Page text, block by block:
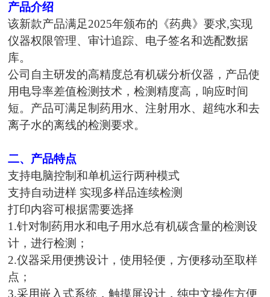
产品介绍
该新款产品满足2025年颁布的《药典》要求,实现
仪器权限管理、审计追踪、电子签名和选配数据
库。
公司自主研发的高精度总有机碳分析仪器，产品使
用电导率差值检测技术，检测精度高，响应时间
短。产品可满足制药用水、注射用水、超纯水和去
离子水的离线的检测要求。
二、 产品特点
支持电脑控制和单机运行两种模式
支持自动进样 实现多样品连续检测
打印内容可根据需要选择
1.针对制药用水和电子用水总有机碳含量的检测设
计，进行检测；
2.仪器采用便携设计，使用轻便，方便移动至取样
点；
3.采用嵌入式系统，触摸屏设计，纯中文操作方便